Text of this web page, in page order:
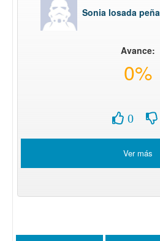
Sonia losada peña
Avance:
0%
0
Ver más